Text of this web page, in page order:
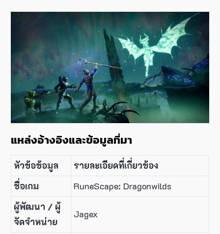
แหล่งอ้างอิงและข้อมูลที่มา
หัวข้อข้อมูล
รายละเอียดที่เกี่ยวข้อง
ชื่อเกม
RuneScape: Dragonwilds
ผู้พัฒนา / ผู้
จัดจำหน่าย
Jagex